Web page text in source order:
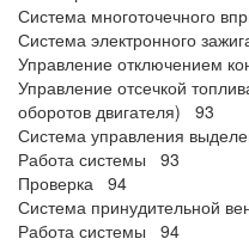
Система многоточечного
Система электронного
Управление отключением
Управление отсечкой
оборотов двигателя) 93
Система управления
Работа системы 93
Проверка 94
Система принудительной
Работа системы 94